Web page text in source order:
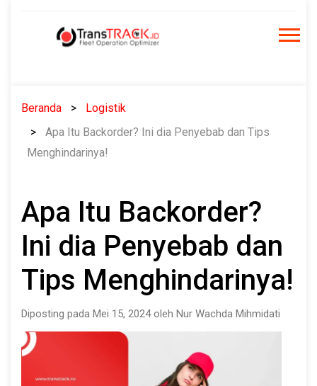
Beranda
Logistik
Apa Itu Backorder? Ini dia Penyebab dan Tips
Menghindarinya!
Apa Itu Backorder?
Ini dia Penyebab dan
Tips Menghindarinya!
Diposting pada Mei 15, 2024 oleh Nur Wachda Mihmidati